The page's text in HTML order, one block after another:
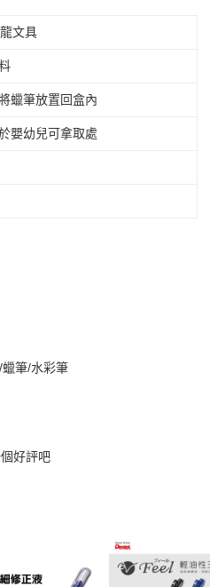
文具
蠟筆放置回盒內
嬰幼兒可拿取處
筆/水彩筆
好評吧